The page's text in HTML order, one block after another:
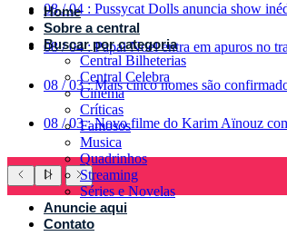
08 / 04 : Pussycat Dolls anuncia show
08 / 04 : Papai Noel entra em apuros no
08 / 03 : Mais cinco nomes são
08 / 03 : Novo filme do Karim Aïnouz
Home
Sobre a central
Buscar por categoria
Central Bilheterias
Central Celebra
Cinema
Críticas
Famosos
Musica
Quadrinhos
Streaming
Séries e Novelas
Anuncie aqui
Contato